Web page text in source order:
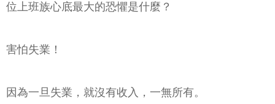
位上班族心底最大的恐懼是什麼？
害怕失業！
因為一旦失業，就沒有收入，一無所有。